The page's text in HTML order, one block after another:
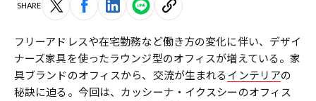
SHARE
フリーアドレスや在宅勤務など働き方の変化に伴い、デザイ
ナーズ家具を使ったラウンジ型のオフィスが増えている。家
具ブランドのオフィスから、交流が生まれるインテリアの
秘訣に迫る。今回は、カッシーナ・イクスシーのオフィス